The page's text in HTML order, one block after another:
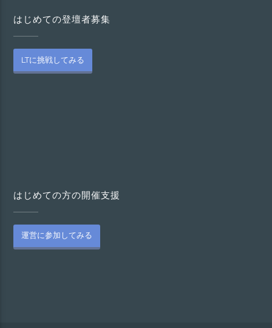
はじめての登壇者募集
LTに挑戦してみる
はじめての方の開催支援
運営に参加してみる